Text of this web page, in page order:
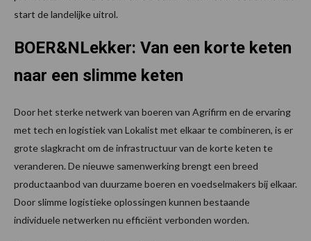
start de landelijke uitrol.
BOER&NLekker: Van een korte keten
naar een slimme keten
Door het sterke netwerk van boeren van Agrifirm en de ervaring
met tech en logistiek van Lokalist met elkaar te combineren, is er
grote slagkracht om de infrastructuur van de korte keten te
veranderen. De nieuwe samenwerking brengt een breed
productaanbod van duurzame boeren en voedselmakers bij elkaar.
Door slimme logistieke oplossingen kunnen bestaande
individuele netwerken nu efficiënt verbonden worden.